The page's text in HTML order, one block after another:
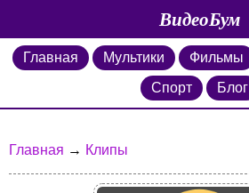
ВидеоБум
Главная Мультики Фильмы
Спорт
Блог
Главная → Клипы